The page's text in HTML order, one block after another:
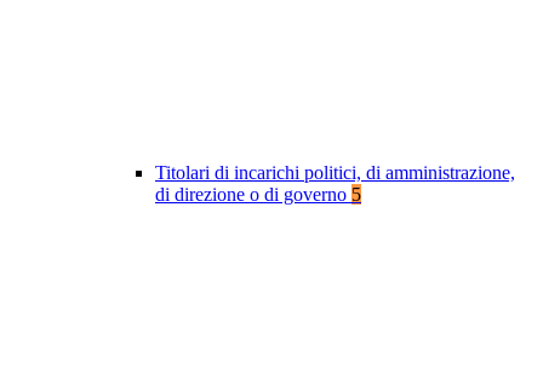
Titolari di incarichi politici, di amministrazione,
di direzione o di governo 5